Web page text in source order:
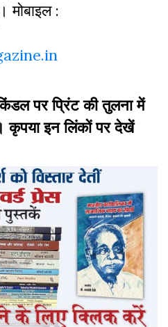
मोबाइल :
पर प्रिंट की तुलना में
कृपया इन लिंकों पर देखें